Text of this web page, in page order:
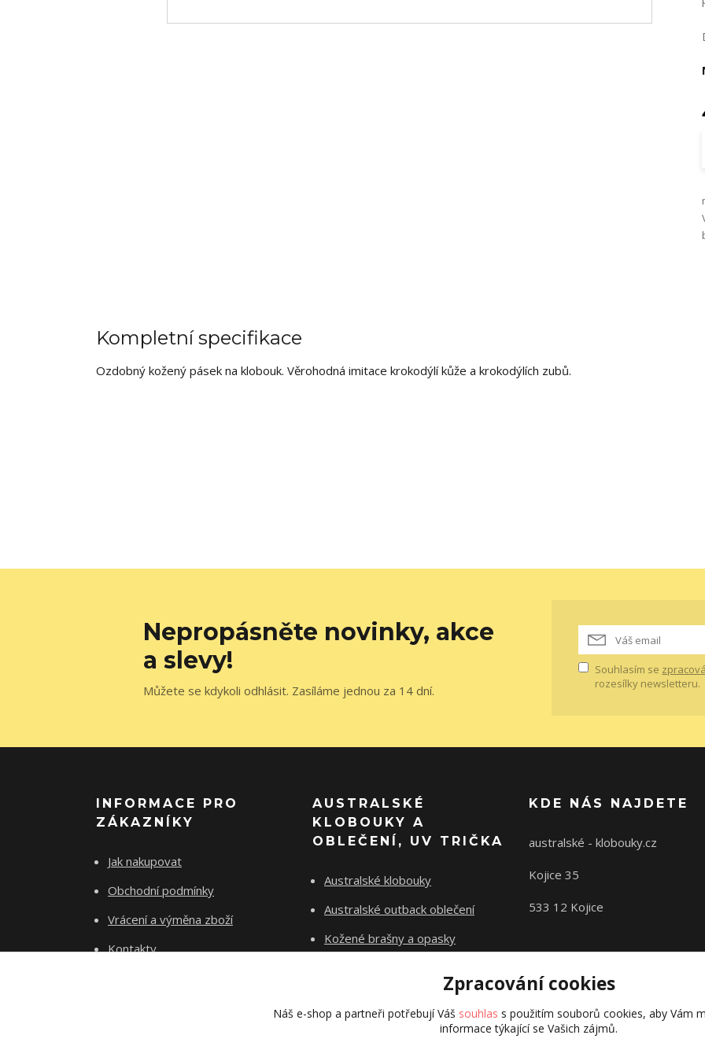
Kompletní specifikace
Ozdobný kožený pásek na klobouk. Věrohodná imitace krokodýlí kůže a krokodýlích zubů.
Nepropásněte novinky, akce
a slevy!
Můžete se kdykoli odhlásit. Zasíláme jednou za 14 dní.
Souhlasím se
rozesílky newsletteru.
INFORMACE PRO
ZÁKAZNÍKY
Jak nakupovat
Obchodní podmínky
Vrácení a výměna zboží
Kontakty
AUSTRALSKÉ
KLOBOUKY A
OBLEČENÍ, UV TRIČKA
Australské klobouky
Australské outback oblečení
Kožené brašny a opasky
KDE NÁS NAJDETE
australské - klobouky.cz
Kojice 35
533 12 Kojice
Zpracování cookies
Náš e-shop a partneři potřebují Váš souhlas s použitím souborů cookies, aby Vám
informace týkající se Vašich zájmů.